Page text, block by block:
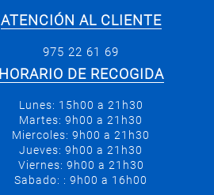
ATENCIÓN AL CLIENTE
975 22 61 69
HORARIO DE RECOGIDA
Lunes: 15h00 a 21h30
Martes: 9h00 a 21h30
Miercoles: 9h00 a 21h30
Jueves: 9h00 a 21h30
Viernes: 9h00 a 21h30
Sabado: : 9h00 a 16h00